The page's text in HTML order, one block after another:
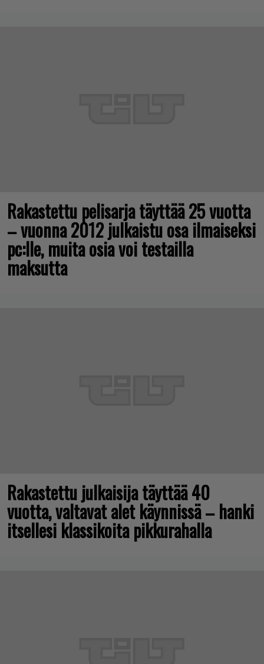
Rakastettu pelisarja täyttää 25 vuotta
– vuonna 2012 julkaistu osa ilmaiseksi
pc:lle, muita osia voi testailla
maksutta
Rakastettu julkaisija täyttää 40
vuotta, valtavat alet käynnissä – hanki
itsellesi klassikoita pikkurahalla